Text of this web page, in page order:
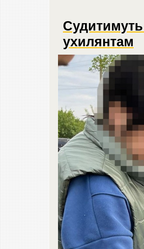
ухилянтам